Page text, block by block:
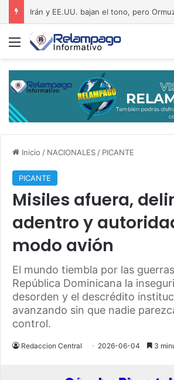
Menú
Inicio / NACIONALES / PICANTE
PICANTE
Misiles afuera,
adentro y
modo avión
El mundo tiembla por las
República Dominicana la
desorden y el descrédito
avanzando sin que nadie
control.
Redaccion Central 2026-06-04 3